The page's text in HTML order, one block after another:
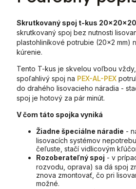
Skrutkovaný spoj t-kus
skrutkovaný spoj bez nutnosti
plastohliníkové potrubie (20x2 mm)
kúrenie.
Tento T-kus je skvelou voľbou
spoľahlivý spoj na PEX-AL-PEX
do drahého lisovacieho náradia -
spoj je hotový za pár minút.
V čom táto spojka vyniká
Žiadne špeciálne náradie -
lisovacích systémov
čeľuste, stačí vidlicovým
Rozoberateľný spoj - v
rozvodu, oprava) sa dá spoj
znova zmontovať, čo pri
možné.